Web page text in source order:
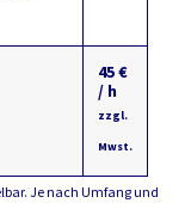
45 €
/ h
zzgl.
Mwst.
Je nach Umfang und